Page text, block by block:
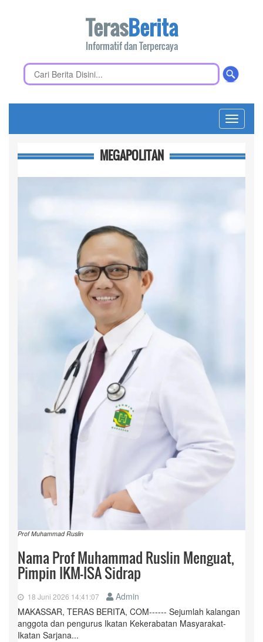
TerasBerita
Informatif dan Terpercaya
Toggle
MEGAPOLITAN
Prof Muhammad Ruslin
Nama Prof Muhammad Ruslin Menguat,
Pimpin IKM-ISA Sidrap
18 Juni 2026 14:41:07
Admin
MAKASSAR, TERAS BERITA, COM------ Sejumlah kalangan
anggota dan pengurus Ikatan Kekerabatan Masyarakat-
Ikatan Sarjana...